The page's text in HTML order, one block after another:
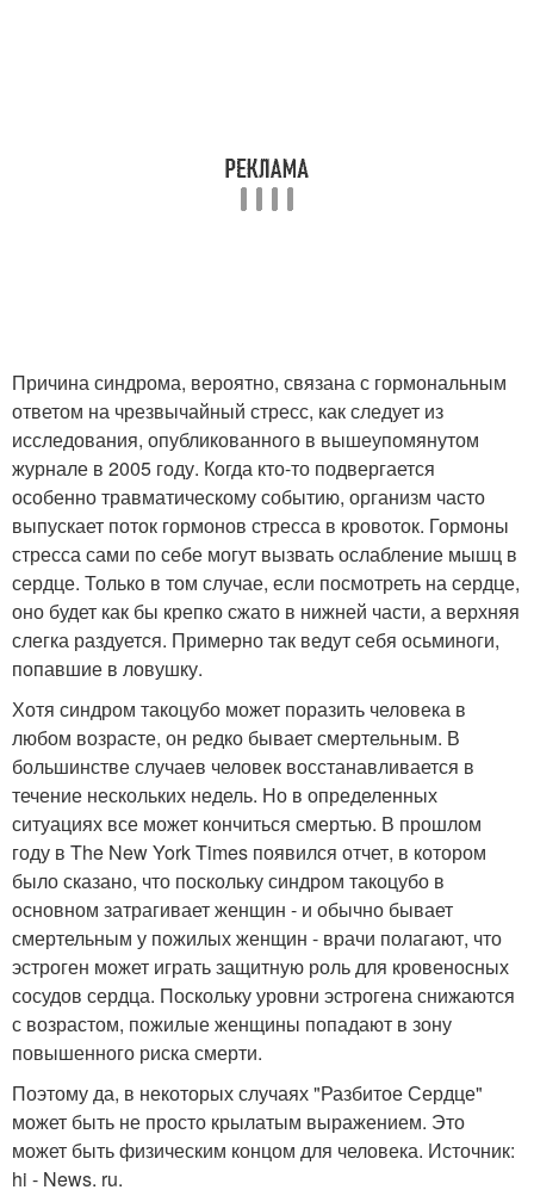
Причина синдрома, вероятно, связана с гормональным
ответом на чрезвычайный стресс, как следует из
исследования, опубликованного в вышеупомянутом
журнале в 2005 году. Когда кто-то подвергается
особенно травматическому событию, организм часто
выпускает поток гормонов стресса в кровоток. Гормоны
стресса сами по себе могут вызвать ослабление мышц в
сердце. Только в том случае, если посмотреть на сердце,
оно будет как бы крепко сжато в нижней части, а верхняя
слегка раздуется. Примерно так ведут себя осьминоги,
попавшие в ловушку.
Хотя синдром такоцубо может поразить человека в
любом возрасте, он редко бывает смертельным. В
большинстве случаев человек восстанавливается в
течение нескольких недель. Но в определенных
ситуациях все может кончиться смертью. В прошлом
году в The New York Times появился отчет, в котором
было сказано, что поскольку синдром такоцубо в
основном затрагивает женщин - и обычно бывает
смертельным у пожилых женщин - врачи полагают, что
эстроген может играть защитную роль для кровеносных
сосудов сердца. Поскольку уровни эстрогена снижаются
с возрастом, пожилые женщины попадают в зону
повышенного риска смерти.
Поэтому да, в некоторых случаях "Разбитое Сердце"
может быть не просто крылатым выражением. Это
может быть физическим концом для человека. Источник:
hi - News. ru.